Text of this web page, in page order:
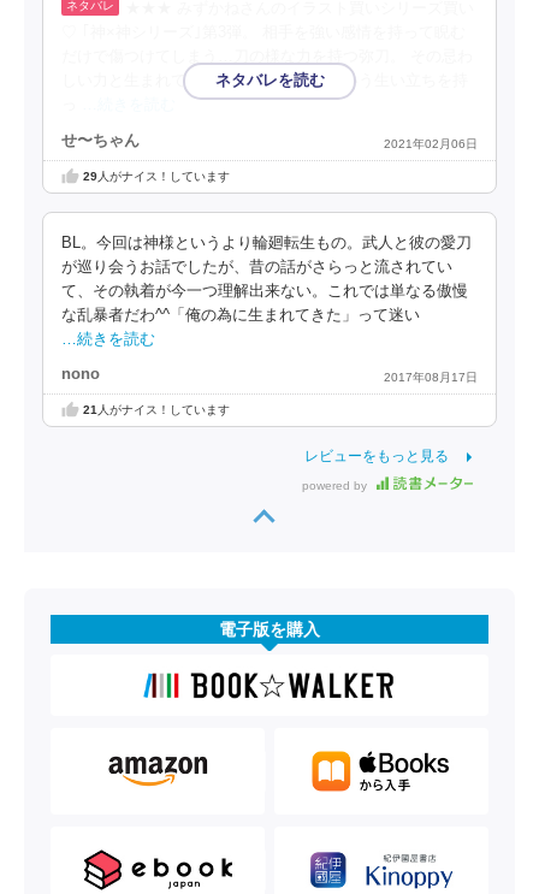
しい力と生まれてくるはずのない次男という生い立ちを持
せ〜ちゃん 2021年02月06日
29人がナイス！しています
BL。今回は神様というより輪廻転生もの。武人と彼の愛刀
が巡り会うお話でしたが、昔の話がさらっと流されてい
て、その執着が今一つ理解出来ない。これでは単なる傲慢
な乱暴者だわ^^「俺の為に生まれてきた」って迷い
…続きを読む
nono 2017年08月17日
21人がナイス！しています
レビューをもっと見る
powered by
電子版を購入